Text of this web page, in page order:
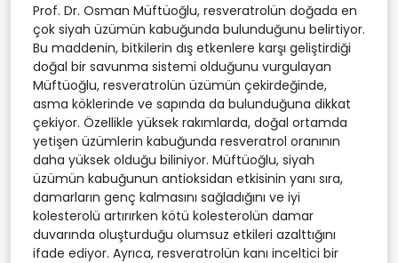
Prof. Dr. Osman Müftüoğlu, resveratrolün doğada en
çok siyah üzümün kabuğunda bulunduğunu belirtiyor.
Bu maddenin, bitkilerin dış etkenlere karşı geliştirdiği
doğal bir savunma sistemi olduğunu vurgulayan
Müftüoğlu, resveratrolün üzümün çekirdeğinde,
asma köklerinde ve sapında da bulunduğuna dikkat
çekiyor. Özellikle yüksek rakımlarda, doğal ortamda
yetişen üzümlerin kabuğunda resveratrol oranının
daha yüksek olduğu biliniyor. Müftüoğlu, siyah
üzümün kabuğunun antioksidan etkisinin yanı sıra,
damarların genç kalmasını sağladığını ve iyi
kolesterolü artırırken kötü kolesterolün damar
duvarında oluşturduğu olumsuz etkileri azalttığını
ifade ediyor. Ayrıca, resveratrolün kanı inceltici bir